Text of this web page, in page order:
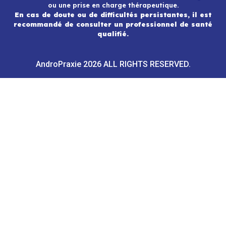
ou une prise en charge thérapeutique.
En cas de doute ou de difficultés persistantes, il est
recommandé de consulter un professionnel de santé
qualifié.
AndroPraxie 2026 ALL RIGHTS RESERVED.